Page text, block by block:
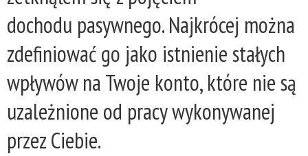
dochodu pasywnego. Najkrócej można
zdefiniować go jako istnienie stałych
wpływów na Twoje konto, które nie są
uzależnione od pracy wykonywanej
przez Ciebie.